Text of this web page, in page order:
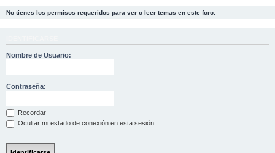
No tienes los permisos requeridos para ver o leer temas en este foro.
Nombre de Usuario:
Contraseña:
Recordar
Ocultar mi estado de conexión en esta sesión